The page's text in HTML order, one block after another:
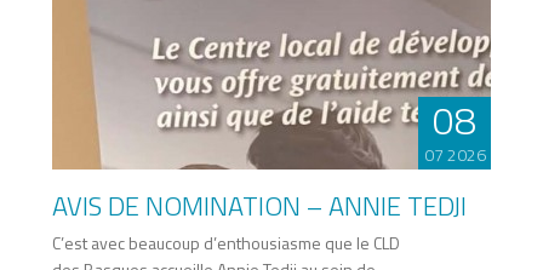
08
07 2026
AVIS DE NOMINATION – ANNIE TEDJI
C’est avec beaucoup d’enthousiasme que le CLD